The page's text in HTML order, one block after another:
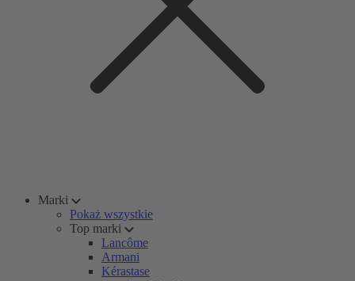
Marki
Pokaż wszystkie
Top marki
Lancôme
Armani
Kérastase